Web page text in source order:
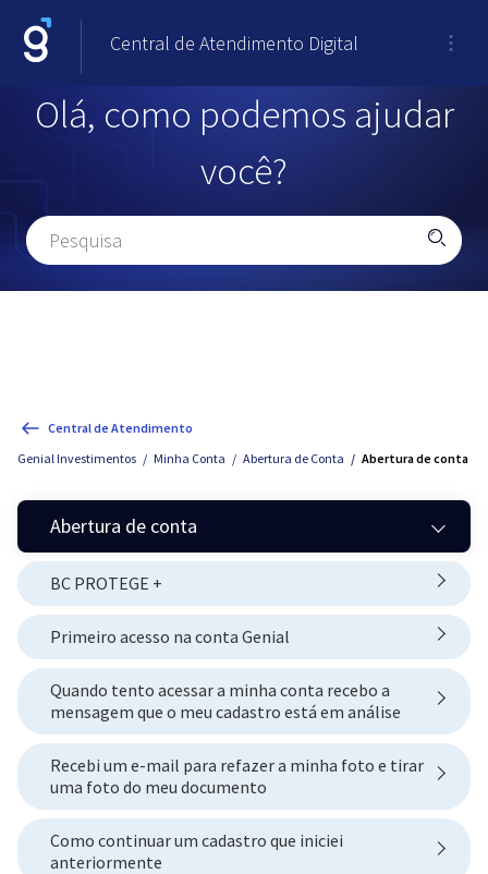
Central de Atendimento Digital
Olá, como podemos ajudar
você?
Central de Atendimento
Genial Investimentos
Minha Conta Abertura de Conta Abertura de conta
Abertura de conta
BC PROTEGE +
Primeiro acesso na conta Genial
Quando tento acessar a minha conta recebo a
mensagem que o meu cadastro está em análise
Recebi um e-mail para refazer a minha foto e tirar
uma foto do meu documento
Como continuar um cadastro que iniciei
anteriormente